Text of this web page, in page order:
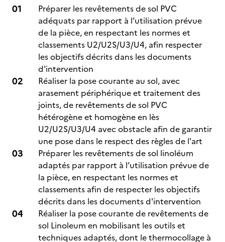
Préparer les revêtements de sol PVC
adéquats par rapport à l’utilisation prévue
de la pièce, en respectant les normes et
classements U2/U2S/U3/U4, afin respecter
les objectifs décrits dans les documents
d'intervention
Réaliser la pose courante au sol, avec
arasement périphérique et traitement des
joints, de revêtements de sol PVC
hétérogène et homogène en lès
U2/U2S/U3/U4 avec obstacle afin de garantir
une pose dans le respect des règles de l'art
Préparer les revêtements de sol linoléum
adaptés par rapport à l’utilisation prévue de
la pièce, en respectant les normes et
classements afin de respecter les objectifs
décrits dans les documents d'intervention
Réaliser la pose courante de revêtements de
sol Linoleum en mobilisant les outils et
techniques adaptés, dont le thermocollage à